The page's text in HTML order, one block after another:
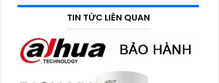
TIN TỨC LIÊN QUAN